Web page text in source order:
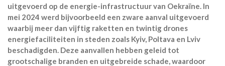
uitgevoerd op de energie-infrastructuur van Oekraïne. In
mei 2024 werd bijvoorbeeld een zware aanval uitgevoerd
waarbij meer dan vijftig raketten en twintig drones
energiefaciliteiten in steden zoals Kyiv, Poltava en Lviv
beschadigden. Deze aanvallen hebben geleid tot
grootschalige branden en uitgebreide schade, waardoor